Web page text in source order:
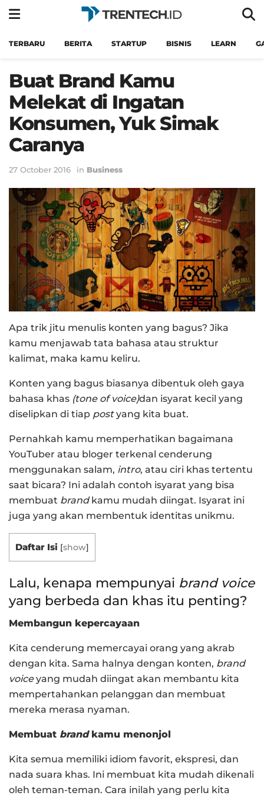
TERBARU BERITA STARTUP BISNIS LEARN
Buat Brand Kamu
Melekat di Ingatan
Konsumen, Yuk Simak
Caranya
27 October 2016 in Business
Apa trik jitu menulis konten yang bagus? Jika
kamu menjawab tata bahasa atau struktur
kalimat, maka kamu keliru.
Konten yang bagus biasanya dibentuk oleh gaya
bahasa khas (tone of voice)dan isyarat kecil yang
diselipkan di tiap postyang kita buat.
Pernahkah kamu memperhatikan bagaimana
YouTuber atau bloger terkenal cenderung
menggunakan salam, intro, atau ciri khas tertentu
saat bicara? Ini adalah contoh isyarat yang bisa
membuat brandkamu mudah diingat. Isyarat ini
juga yang akan membentuk identitas unikmu.
Daftar Isi [show]
Lalu, kenapa mempunyai brand voice
yang berbeda dan khas itu penting?
Membangun kepercayaan
Kita cenderung memercayai orang yang akrab
dengan kita. Sama halnya dengan konten, brand
voiceyang mudah diingat akan membantu kita
mempertahankan pelanggan dan membuat
mereka merasa nyaman.
Membuat brandkamu menonjol
Kita semua memiliki idiom favorit, ekspresi, dan
nada suara khas. Ini membuat kita mudah dikenali
oleh teman-teman. Cara inilah yang perlu kita